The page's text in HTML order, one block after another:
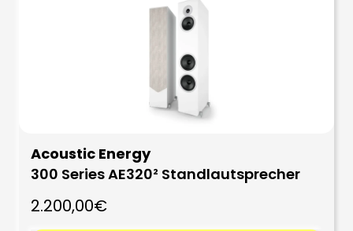
Acoustic Energy
300 Series AE320² Standlautsprecher
2.200,00€